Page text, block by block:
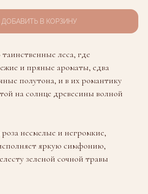
ДОБАВИТЬ В КОРЗИНУ
леса, где
и пряные ароматы, едва
полутона, и в их романтику
на солнце древесины волной
несмелые и негромкие,
яркую симфонию,
зеленой сочной травы